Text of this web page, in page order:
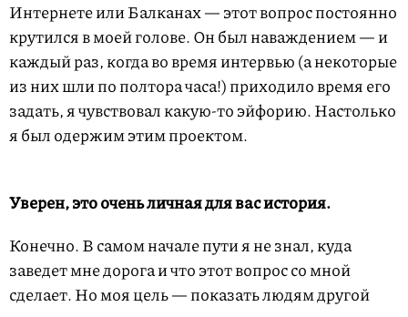
Интернете или Балканах — этот вопрос постоянно
крутился в моей голове. Он был наваждением — и
каждый раз, когда во время интервью (а некоторые
из них шли по полтора часа!) приходило время его
задать, я чувствовал какую-то эйфорию. Настолько
я был одержим этим проектом.
Уверен, это очень личная для вас история.
Конечно. В самом начале пути я не знал, куда
заведет мне дорога и что этот вопрос со мной
сделает. Но моя цель — показать людям другой